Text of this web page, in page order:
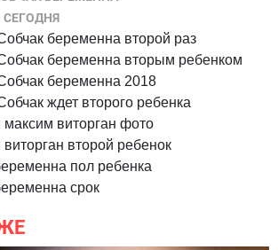
беременна второй раз
беременна вторым ребенком
беременна 2018
ждет второго ребенка
максим виторган фото
виторган второй ребенок
пол ребенка
срок